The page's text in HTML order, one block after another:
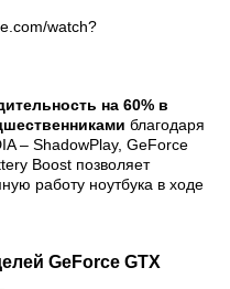
watch?
на 60% в
благодаря
– ShadowPlay, GeForce
Boost позволяет
работу ноутбука в ходе
GeForce GTX